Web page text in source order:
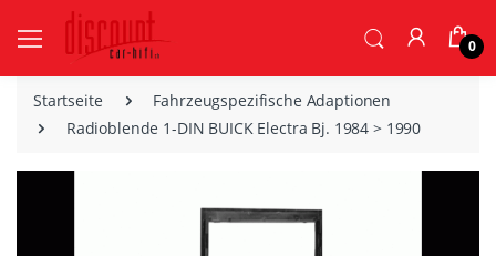
0
Startseite
Fahrzeugspezifische Adaptionen
Radioblende 1-DIN BUICK Electra Bj. 1984 > 1990